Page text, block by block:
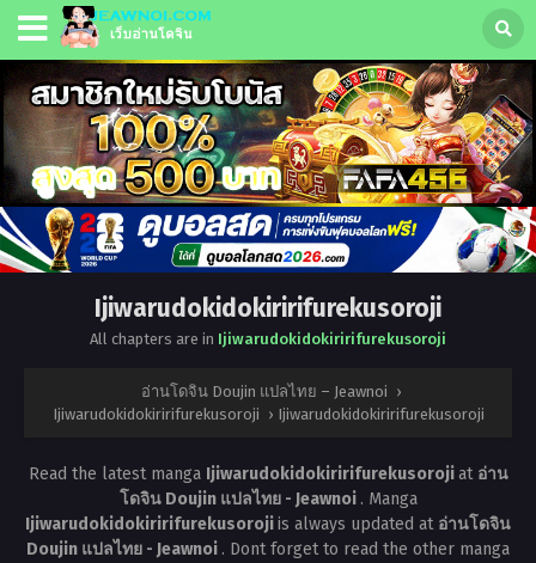
Ijiwarudokidokiririfurekusoroji
All chapters are in Ijiwarudokidokiririfurekusoroji
อ่านโดจิน Doujin แปลไทย – Jeawnoi ›
Ijiwarudokidokiririfurekusoroji › Ijiwarudokidokiririfurekusoroji
Read the latest manga Ijiwarudokidokiririfurekusorojiat อ่าน
โดจิน Doujin แปลไทย - Jeawnoi . Manga
Ijiwarudokidokiririfurekusorojiis always updated at อ่านโดจิน
Doujin แปลไทย - Jeawnoi . Dont forget to read the other manga